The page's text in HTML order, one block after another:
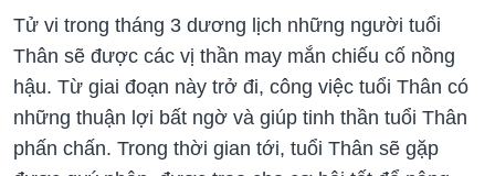
Tử vi trong tháng 3 dương lịch những người tuổi
Thân sẽ được các vị thần may mắn chiếu cố nồng
hậu. Từ giai đoạn này trở đi, công việc tuổi Thân có
những thuận lợi bất ngờ và giúp tinh thần tuổi Thân
phấn chấn. Trong thời gian tới, tuổi Thân sẽ gặp